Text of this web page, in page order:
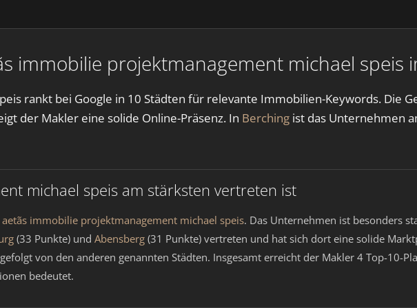
immobilie projektmanagement michael speis
rankt bei Google in 10 Städten für relevante Immobilien-Keywords. Die
der Makler eine solide Online-Präsenz. In Berching ist das Unternehmen
michael speis am stärksten vertreten ist
aetãs immobilie projektmanagement michael speis. Das Unternehmen ist besonders
(33 Punkte) und Abensberg (31 Punkte) vertreten und hat sich dort eine solide
von den anderen genannten Städten. Insgesamt erreicht der Makler 4 Top-10-
bedeutet.